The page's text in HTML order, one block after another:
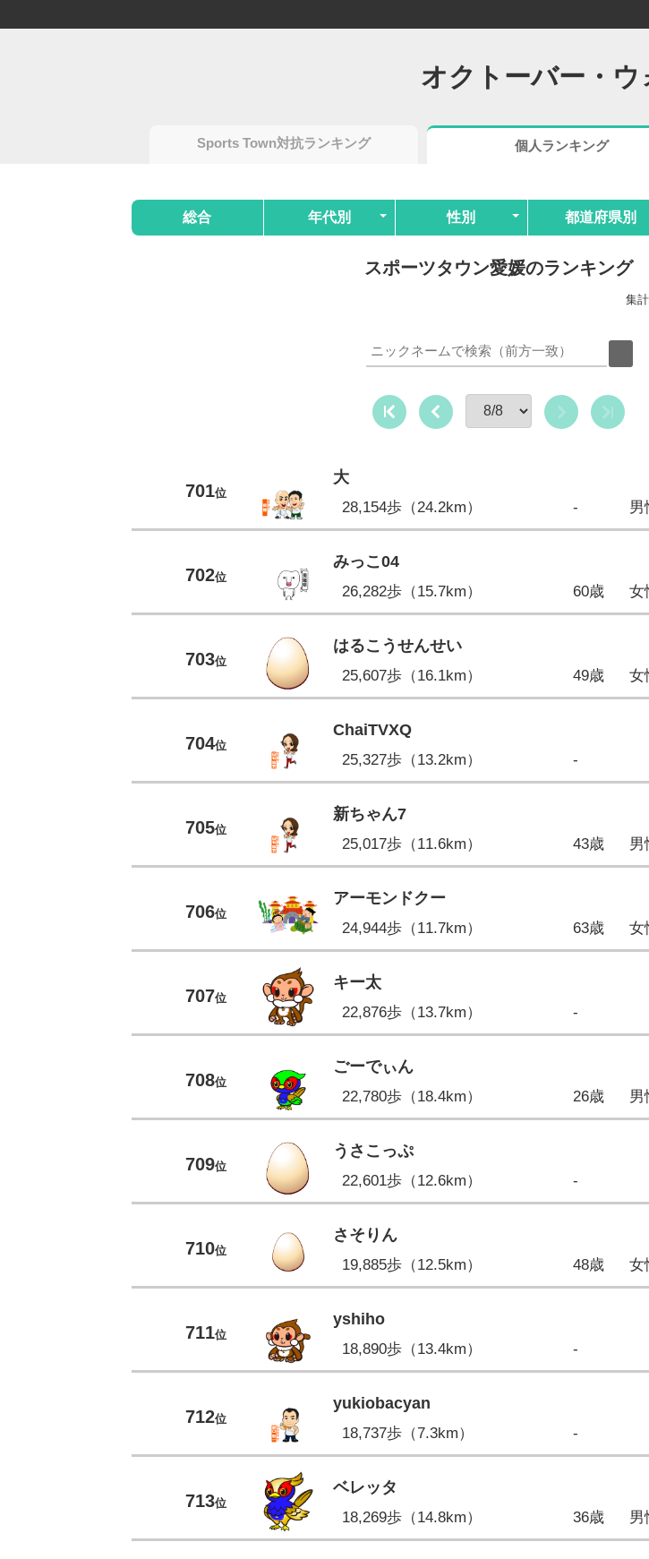
オクトーバー・ウ
Sports Town対抗ランキング 個人ランキング
総合 年代別 性別 都道府県別
スポーツタウン愛媛のランキング
集
701位
大
28,154歩（24.2km） - 男
702位
みっこ04
26,282歩（15.7km） 60歳 女
703位
はるこうせんせい
25,607歩（16.1km） 49歳 女
704位
ChaiTVXQ
25,327歩（13.2km） -
705位
新ちゃん7
25,017歩（11.6km） 43歳 男
706位
アーモンドクー
24,944歩（11.7km） 63歳 女
707位
キー太
22,876歩（13.7km） -
708位
ごーでぃん
22,780歩（18.4km） 26歳 男
709位
うさこっぷ
22,601歩（12.6km） -
710位
さそりん
19,885歩（12.5km） 48歳 女
711位
yshiho
18,890歩（13.4km） -
712位
yukiobacyan
18,737歩（7.3km） -
713位
ベレッタ
18,269歩（14.8km） 36歳 男